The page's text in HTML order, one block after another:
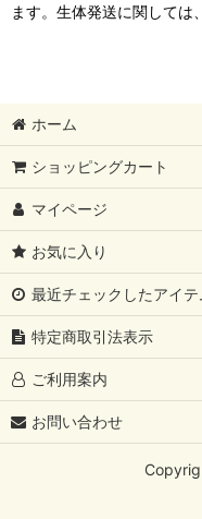
ます。生体発送に関しては
ホーム
ショッピングカート
マイページ
お気に入り
最近チェックしたアイテ
特定商取引法表示
ご利用案内
お問い合わせ